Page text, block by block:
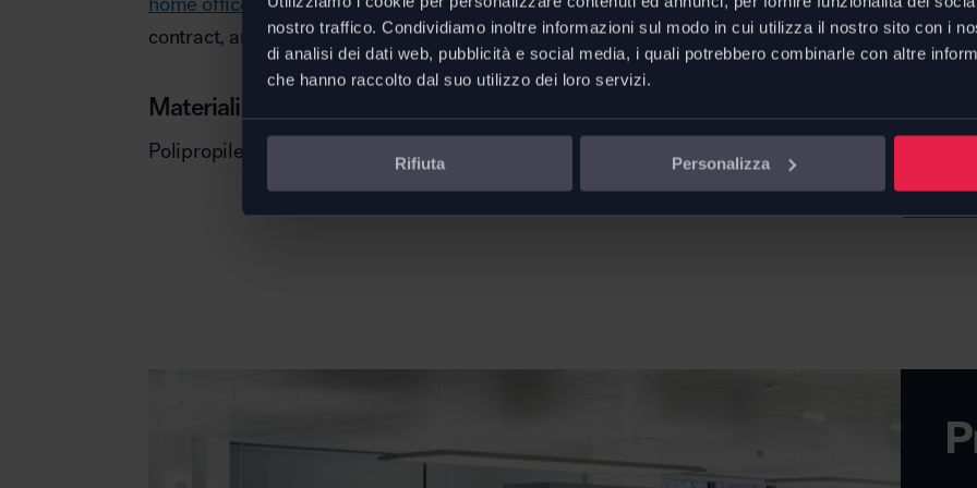
nostro traffico. Condividiamo inoltre informazioni sul modo in cui utilizza il nostro sito con i
di analisi dei dati web, pubblicità e social media, i quali potrebbero combinarle con altre
che hanno raccolto dal suo utilizzo dei loro servizi.
Rifiuta Personalizza
contract, ambientihospitality, caffetterie,receptionearee relax.
Materiali
Polipropilene
Scheda